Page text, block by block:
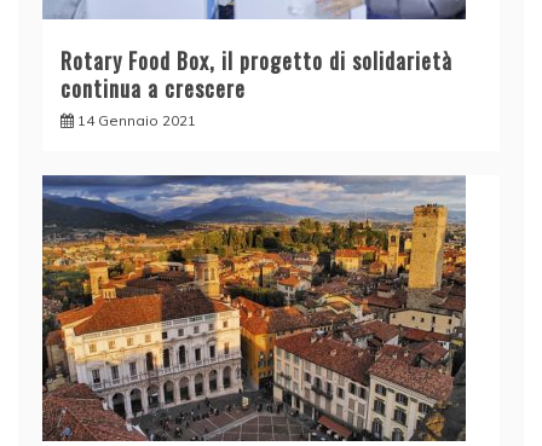
Rotary Food Box, il progetto di solidarietà
continua a crescere
14 Gennaio 2021